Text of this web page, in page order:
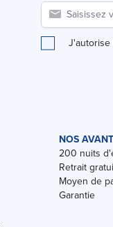
J'autorise
NOS
200 nuits
Retrait
Moyen de
Garantie